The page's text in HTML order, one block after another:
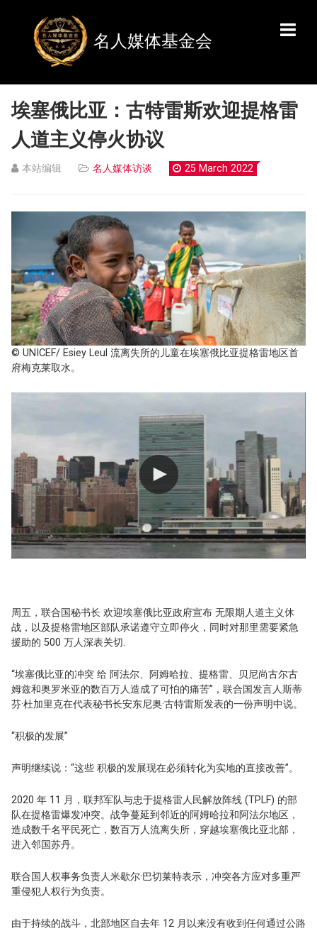
名人媒体基金会
埃塞俄比亚：古特雷斯欢迎提格雷
人道主义停火协议
本站编辑 名人媒体访谈 25 March 2022
© UNICEF/ Esiey Leul 流离失所的儿童在埃塞俄比亚提格雷地区首
府梅克莱取水。
周五，联合国秘书长 欢迎埃塞俄比亚政府宣布 无限期人道主义休
战，以及提格雷地区部队承诺遵守立即停火，同时对那里需要紧急
援助的 500 万人深表关切.
“埃塞俄比亚的冲突 给 阿法尔、阿姆哈拉、提格雷、贝尼尚古尔古
姆兹和奥罗米亚的数百万人造成了可怕的痛苦”，联合国发言人斯蒂
芬·杜加里克在代表秘书长安东尼奥·古特雷斯发表的一份声明中说。
“积极的发展”
声明继续说：“这些 积极的发展现在必须转化为实地的直接改善”。
2020 年 11 月，联邦军队与忠于提格雷人民解放阵线 (TPLF) 的部
队在提格雷爆发冲突。 战争蔓延到邻近的阿姆哈拉和阿法尔地区，
造成数千名平民死亡，数百万人流离失所，穿越埃塞俄比亚北部，
进入邻国苏丹。
联合国人权事务负责人米歇尔·巴切莱特表示，冲突各方应对多重严
重侵犯人权行为负责。
由于持续的战斗，北部地区自去年 12 月以来没有收到任何通过公路